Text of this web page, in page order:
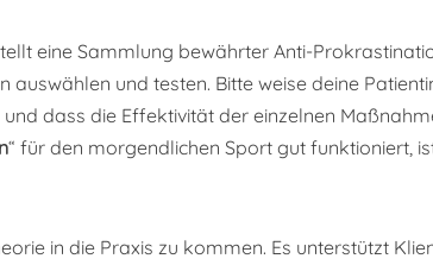
eine Sammlung bewährter Anti-
auswählen und testen. Bitte weise deine
dass die Effektivität der einzelnen
“ für den morgendlichen Sport gut funktioniert,
in die Praxis zu kommen. Es unterstützt